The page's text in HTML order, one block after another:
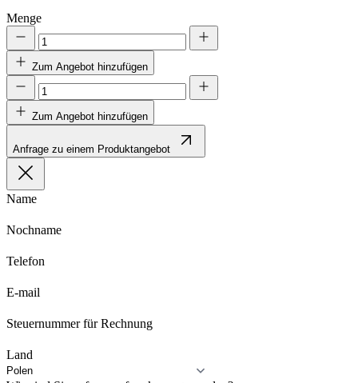
Menge
Zum Angebot hinzufügen
Zum Angebot hinzufügen
Anfrage zu einem Produktangebot
Name
Nochname
Telefon
E-mail
Steuernummer für Rechnung
Land